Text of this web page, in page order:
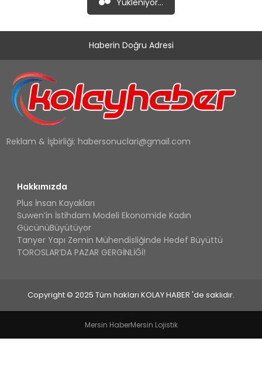
TOROSLAR’DA PAZAR GERGİNLİĞİ!
Yükleniyor...
Haberin Doğru Adresi
Reklam & İşbirliği: habersonuclari@gmail.com
Hakkımızda
Plus İnsan Kayakları
Suwen’in İstihdam Modeli Ekonomide Kadın
GücünüBüyütüyor
Tanyer Yapı Zemin Mühendisliğinde Hedef Büyüttü
TOROSLAR’DA PAZAR GERGİNLİĞİ!
Copyright © 2025 Tüm hakları KOLAY HABER 'de saklıdır.
Mersin HaberMersin Lojistik